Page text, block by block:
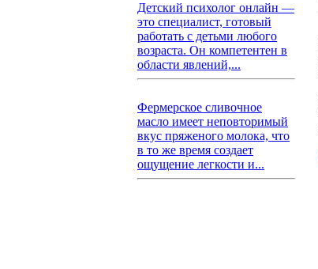
Детский психолог онлайн —
это специалист, готовый
работать с детьми любого
возраста. Он компетентен в
области явлений,...
Фермерское сливочное
масло имеет неповторимый
вкус пряженого молока, что
в то же время создает
ощущение легкости и...